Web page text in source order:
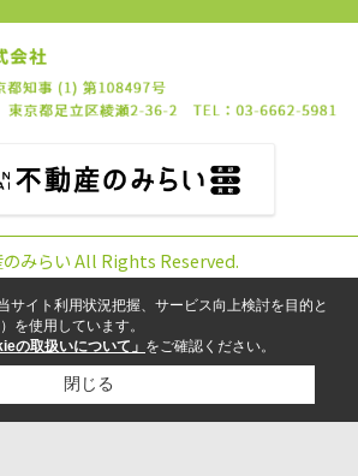
みらい All Rights Reserved.
サイト利用状況把握、サービス向上検討を目的と
を使用しています。
の取扱いについて」 をご確認ください。
閉じる